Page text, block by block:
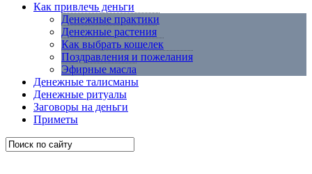
Как привлечь деньги
Денежные практики
Денежные растения
Как выбрать кошелек
Поздравления и пожелания
Эфирные масла
Денежные талисманы
Денежные ритуалы
Заговоры на деньги
Приметы